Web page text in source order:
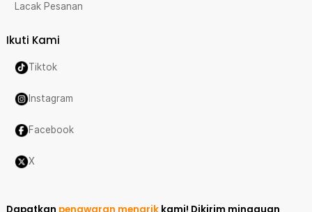
Lacak Pesanan
Ikuti Kami
Tiktok
Instagram
Facebook
X